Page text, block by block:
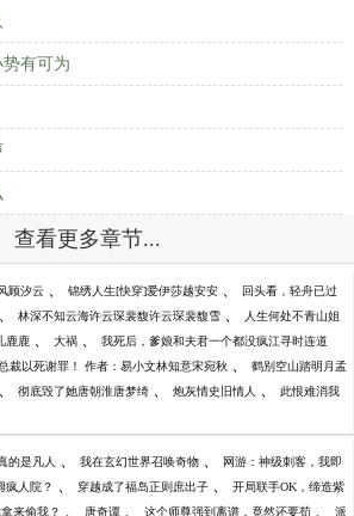
有可为
查看更多章节...
顾汐云 、 锦绣人生[快穿]爱伊莎越安安 、 回头看，轻舟已过
、 林深不知云海许云琛裴馥许云琛裴馥雪 、 人生何处不青山姐
鹿鹿 、 大祸 、 我死后，爹娘和夫君一个都没疯江寻时连道
裁以死谢罪！ 作者：易小文林知意宋宛秋 、 鹤别空山踏明月孟
、 彻底毁了她唐朝淮唐梦绮 、 炮灰情史旧情人 、 此恨难消我
的是凡人 、 我在玄幻世界召唤奇物 、 网游：神级刺客，我即
疯人院？ 、 穿越成了福岛正则庶出子 、 开局联手OK，缔造紫
来偷我？ 、 唐奇谭 、 这个师尊强到离谱，竟然还要苟 、 派